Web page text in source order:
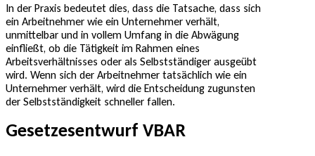
In der Praxis bedeutet dies, dass die Tatsache, dass sich
ein Arbeitnehmer wie ein Unternehmer verhält,
unmittelbar und in vollem Umfang in die Abwägung
einfließt, ob die Tätigkeit im Rahmen eines
Arbeitsverhältnisses oder als Selbstständiger ausgeübt
wird. Wenn sich der Arbeitnehmer tatsächlich wie ein
Unternehmer verhält, wird die Entscheidung zugunsten
der Selbstständigkeit schneller fallen.
Gesetzesentwurf VBAR